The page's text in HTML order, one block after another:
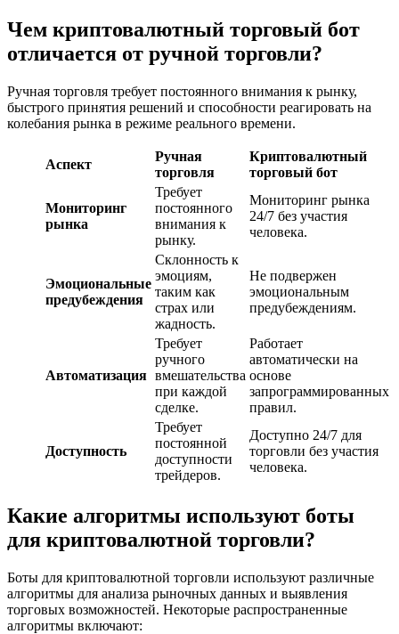
Чем криптовалютный торговый бот
отличается от ручной торговли?
Ручная торговля требует постоянного внимания к рынку,
быстрого принятия решений и способности реагировать на
колебания рынка в режиме реального времени.
Аспект
Ручная
торговля
Криптовалютный
торговый бот
Мониторинг
рынка
Требует
постоянного
внимания к
рынку.
Мониторинг рынка
24/7 без участия
человека.
Эмоциональные
предубеждения
Склонность к
эмоциям,
таким как
страх или
жадность.
Не подвержен
эмоциональным
предубеждениям.
Автоматизация
Требует
ручного
вмешательства
при каждой
сделке.
Работает
автоматически на
основе
запрограммированных
правил.
Доступность
Требует
постоянной
доступности
трейдеров.
Доступно 24/7 для
торговли без участия
человека.
Какие алгоритмы используют боты
для криптовалютной торговли?
Боты для криптовалютной торговли используют различные
алгоритмы для анализа рыночных данных и выявления
торговых возможностей. Некоторые распространенные
алгоритмы включают: